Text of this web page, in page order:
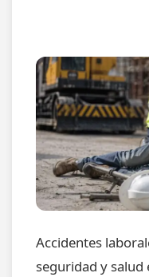
Accidentes
seguridad y salud